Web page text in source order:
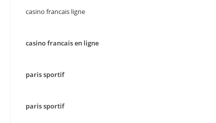
casino francais ligne
casino francais en ligne
paris sportif
paris sportif